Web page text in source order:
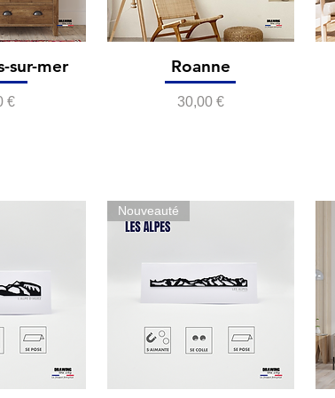
sur-mer
€
Roanne
Prix
30,00 €
Nouveauté